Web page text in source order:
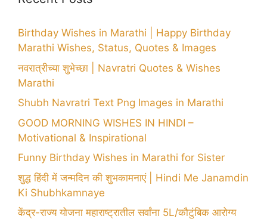
Birthday Wishes in Marathi | Happy Birthday
Marathi Wishes, Status, Quotes & Images
नवरात्रीच्या शुभेच्छा | Navratri Quotes & Wishes
Marathi
Shubh Navratri Text Png Images in Marathi
GOOD MORNING WISHES IN HINDI –
Motivational & Inspirational
Funny Birthday Wishes in Marathi for Sister
शुद्ध हिंदी में जन्मदिन की शुभकामनाएं | Hindi Me Janamdin
Ki Shubhkamnaye
केंद्र-राज्य योजना महाराष्ट्रातील सर्वांना 5L/कौटुंबिक आरोग्य